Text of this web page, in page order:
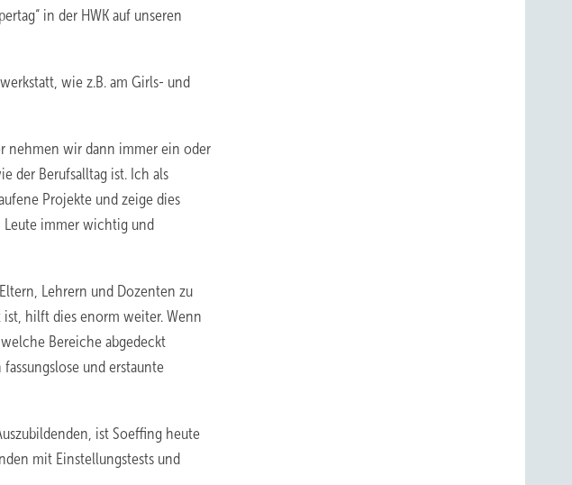
in der HWK auf unseren
wie z.B. am Girls- und
nehmen wir dann immer ein oder
der Berufsalltag ist. Ich als
Projekte und zeige dies
Leute immer wichtig und
Lehrern und Dozenten zu
ist, hilft dies enorm weiter. Wenn
Bereiche abgedeckt
und erstaunte
ist Soeffing heute
mit Einstellungstests und